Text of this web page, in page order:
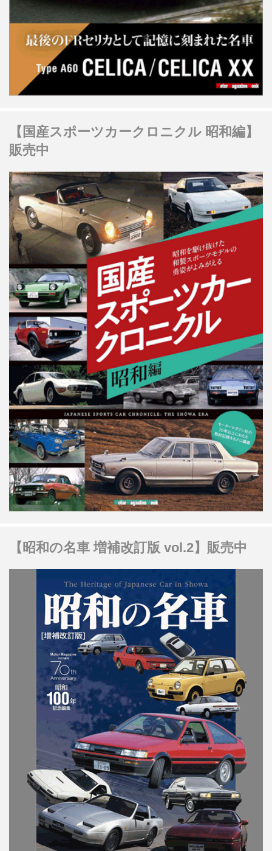
【国産スポーツカークロニクル 昭和編】
販売中
【昭和の名車 増補改訂版 vol.2】販売中